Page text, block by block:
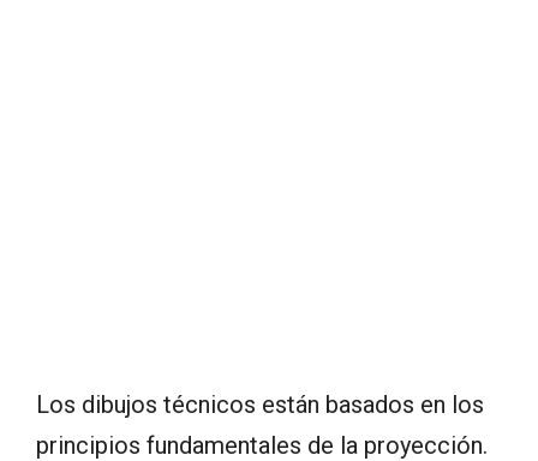
Los dibujos técnicos están basados en los
principios fundamentales de la proyección.